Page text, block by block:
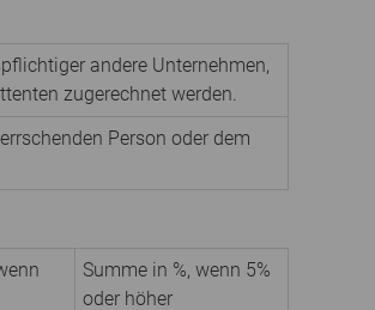
andere Unternehmen,
zugerechnet werden.
Person oder dem
Summe in %, wenn 5%
oder höher